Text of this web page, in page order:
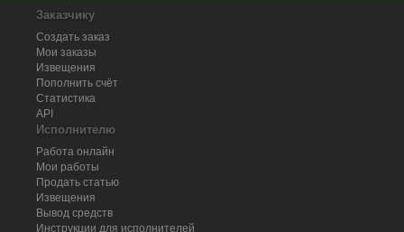
Заказчику
Создать заказ
Мои заказы
Извещения
Пополнить счёт
Статистика
API
Исполнителю
Работа онлайн
Мои работы
Продать статью
Извещения
Вывод средств
Инструкции для исполнителей